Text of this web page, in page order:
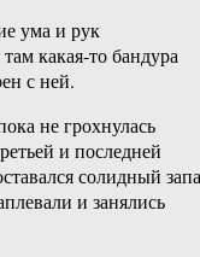
ума и рук
какая-то бандура
с ней.
не грохнулась
и последней
солидный
и занялись